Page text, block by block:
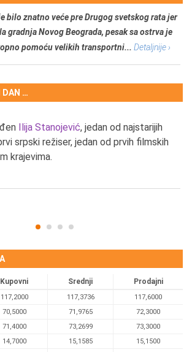
bilo znatno veće pre Drugog svetskog rata jer
gradnja Novog Beograda, pesak sa ostrva je
pomoću velikih transportni... Detaljnije ›
DAN …
Ilija Stanojević, jedan od najstarijih
srpski režiser, jedan od prvih filmskih
krajevima.
Kupovni Srednji Prodajni
117,2000 117,3736
117,6000
70,5000 71,9765
72,3000
71,4000 73,2699
73,3000
14,7000 15,1585
15,1500